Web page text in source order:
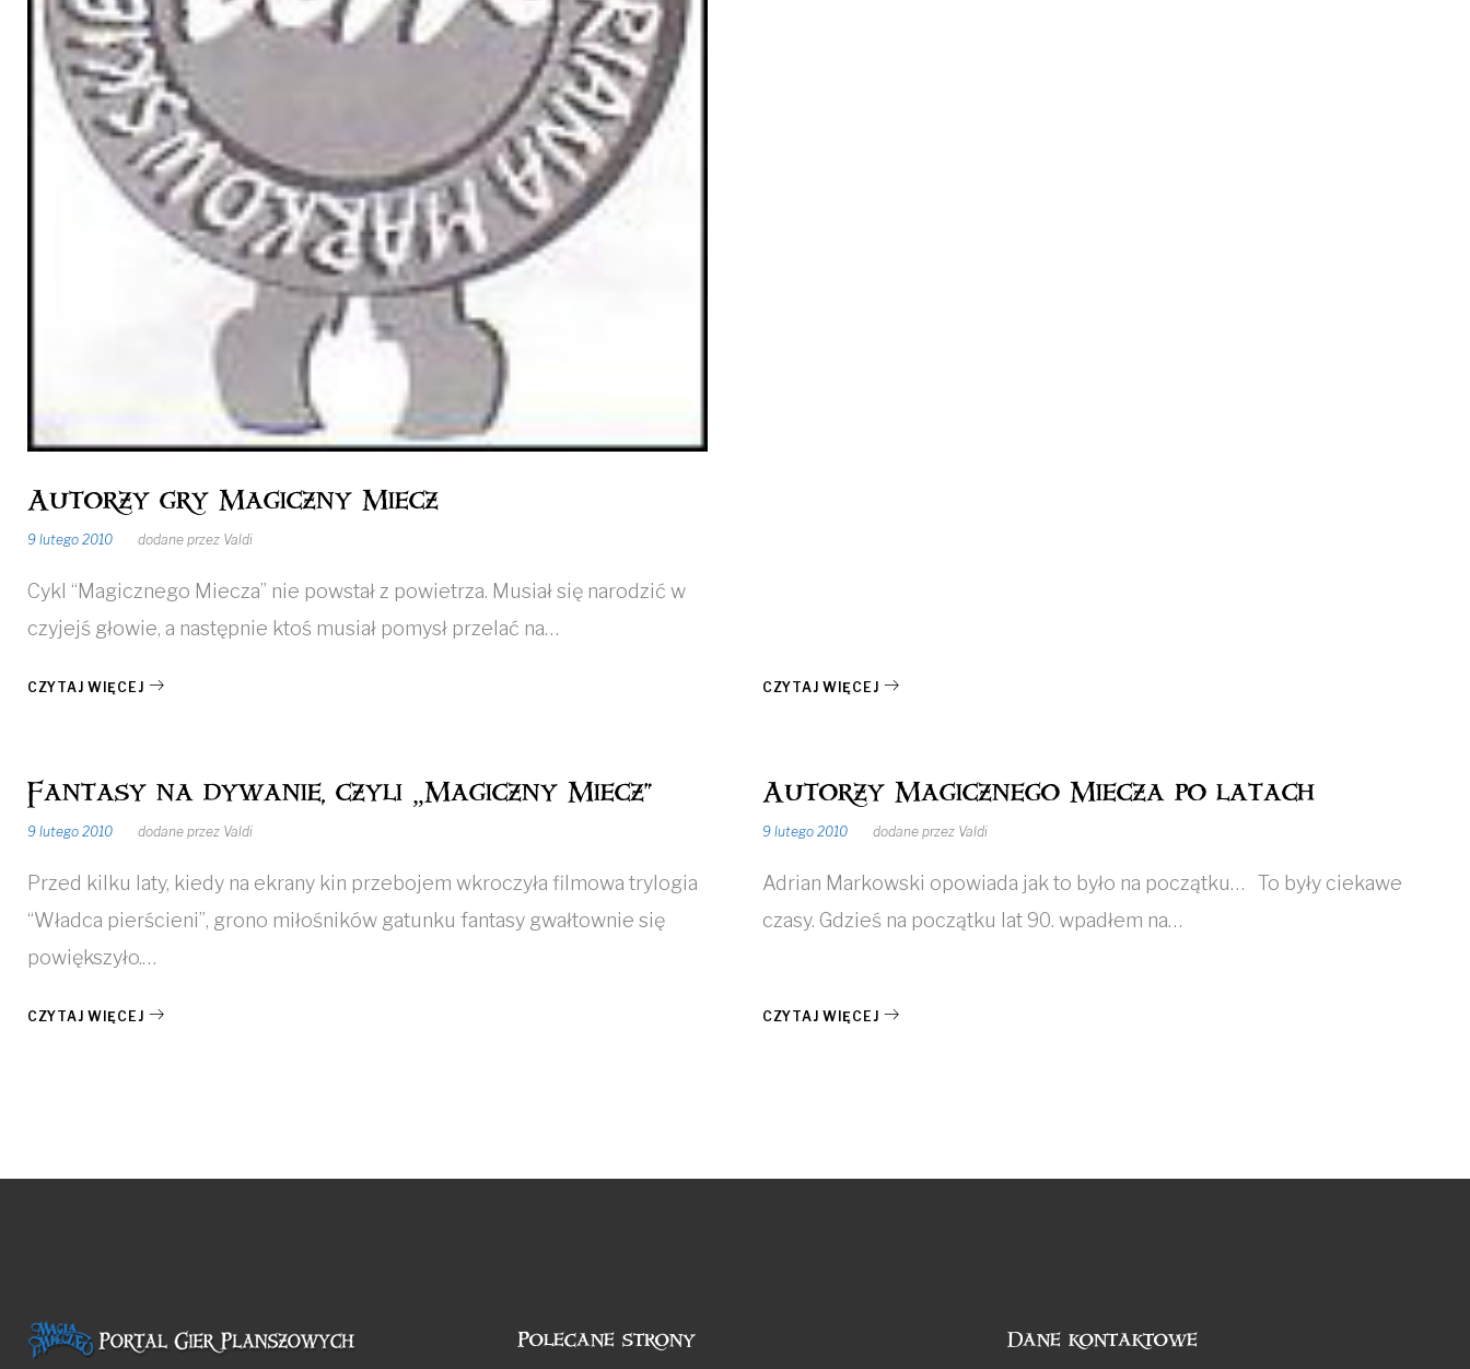
Autorzy gry Magiczny Miecz
9 lutego 2010 dodane przez Valdi
Cykl “Magicznego Miecza” nie powstał z powietrza. Musiał się narodzić w
czyjejś głowie, a następnie ktoś musiał pomysł przelać na…
CZYTAJ WIĘCEJ CZYTAJ WIĘCEJ
Fantasy na dywanie, czyli „Magiczny Miecz”
9 lutego 2010 dodane przez Valdi
Przed kilku laty, kiedy na ekrany kin przebojem wkroczyła filmowa trylogia
“Władca pierścieni”, grono miłośników gatunku fantasy gwałtownie się
powiększyło.…
CZYTAJ WIĘCEJ
Autorzy Magicznego Miecza po latach
9 lutego 2010 dodane przez Valdi
Adrian Markowski opowiada jak to było na początku… To były ciekawe
czasy. Gdzieś na początku lat 90. wpadłem na…
CZYTAJ WIĘCEJ
Polecane strony Dane kontaktowe